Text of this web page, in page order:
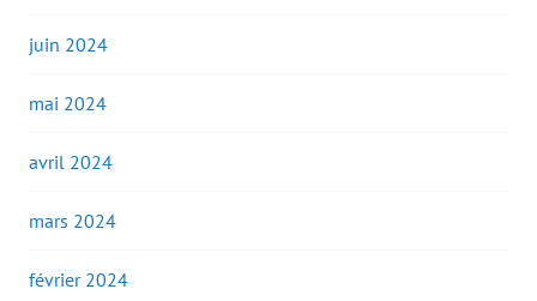
juin 2024
mai 2024
avril 2024
mars 2024
février 2024